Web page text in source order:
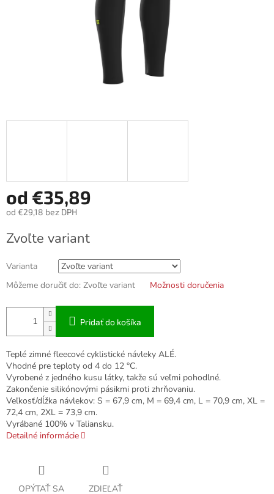
od €35,89
od €29,18 bez DPH
cena:
Zvoľte variant
Varianta
Môžeme doručiť do: Zvoľte variant Možnosti doručenia
Pridať do košíka
Teplé zimné fleecové cyklistické návleky ALÉ.
Vhodné pre teploty od 4 do 12 °C.
Vyrobené z jedného kusu látky, takže sú veľmi pohodlné.
Zakončenie silikónovými pásikmi proti zhrňovaniu.
Veľkosť/dĺžka návlekov: S = 67,9 cm, M = 69,4 cm, L = 70,9 cm, XL =
72,4 cm, 2XL = 73,9 cm.
Vyrábané 100% v Taliansku.
Detailné informácie
OPÝTAŤ SA ZDIEĽAŤ